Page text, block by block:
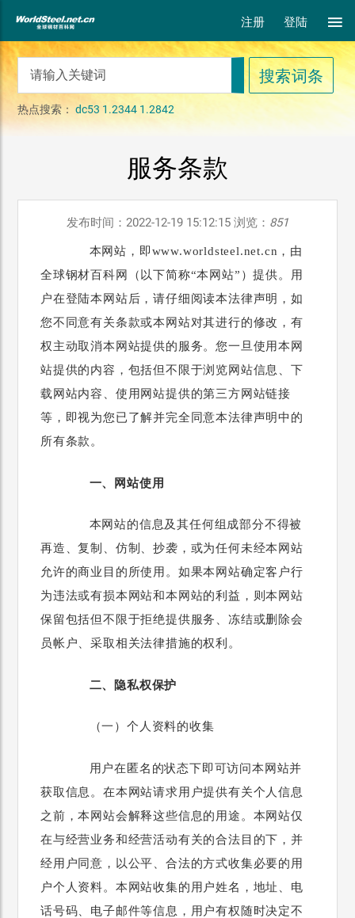
注册 登陆
热点搜索：dc53 1.2344 1.2842
服务条款
发布时间：2022-12-19 15:12:15 浏览： 851
本网站，即www.worldsteel.net.cn，由
全球钢材百科网（以下简称“本网站”）提供。用
户在登陆本网站后，请仔细阅读本法律声明，如
您不同意有关条款或本网站对其进行的修改，有
权主动取消本网站提供的服务。您一旦使用本网
站提供的内容，包括但不限于浏览网站信息、下
载网站内容、使用网站提供的第三方网站链接
等，即视为您已了解并完全同意本法律声明中的
所有条款。
一、网站使用
本网站的信息及其任何组成部分不得被
再造、复制、仿制、抄袭，或为任何未经本 网站
允许的商业目的所使用。如果本 网站确定客户行
为违法或有损本网站和本网站的利益，则本网站
保留包括但不限于拒绝提供服务、冻结或删除会
员帐户、采取相关法律措施的权利。
二、隐私权保护
（一）个人资料的收集
用户在匿名的状态下即可访问本网站并
获取信息。在本网站请求用户提供有关个人信息
之前，本网站会解释这些信息的用途。本网站仅
在与经营业务和经营活动有关的合法目的下，并
经用户同意，以公平、合法的方式收集必要的用
户个人资料。本网站收集的用户姓名，地址、电
话号码、电子邮件等信息，用户有权随时决定不